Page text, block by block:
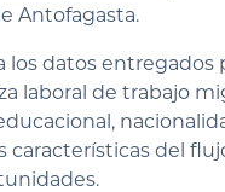
Antofagasta.
datos entregados
laboral de trabajo
características del